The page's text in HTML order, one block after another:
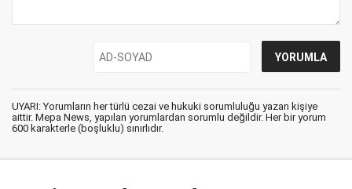
UYARI: Yorumların her türlü cezai ve hukuki sorumluluğu yazan kişiye
aittir. Mepa News, yapılan yorumlardan sorumlu değildir. Her bir yorum
600 karakterle (boşluklu) sınırlıdır.